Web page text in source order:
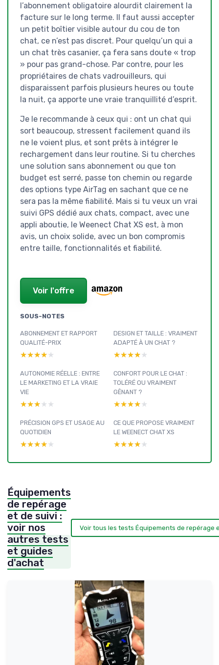
l’abonnement obligatoire alourdit clairement la
facture sur le long terme. Il faut aussi accepter
un petit boîtier visible autour du cou de ton
chat, ce n’est pas discret. Pour quelqu’un qui a
un chat très casanier, ça fera sans doute « trop
» pour pas grand-chose. Par contre, pour les
propriétaires de chats vadrouilleurs, qui
disparaissent parfois plusieurs heures ou toute
la nuit, ça apporte une vraie tranquillité d’esprit.
Je le recommande à ceux qui : ont un chat qui
sort beaucoup, stressent facilement quand ils
ne le voient plus, et sont prêts à intégrer le
rechargement dans leur routine. Si tu cherches
une solution sans abonnement ou que ton
budget est serré, passe ton chemin ou regarde
des options type AirTag en sachant que ce ne
sera pas la même fiabilité. Mais si tu veux un vrai
suivi GPS dédié aux chats, compact, avec une
appli aboutie, le Weenect Chat XS est, à mon
avis, un choix solide, avec un bon compromis
entre taille, fonctionnalités et fiabilité.
Voir l'offre
SOUS-NOTES
ABONNEMENT ET RAPPORT
QUALITÉ-PRIX
★★★★★
★★★★★
DESIGN ET TAILLE : VRAIMENT
ADAPTÉ À UN CHAT ?
★★★★★
★★★★★
AUTONOMIE RÉELLE : ENTRE
LE MARKETING ET LA VRAIE
VIE
★★★★★
★★★★★
CONFORT POUR LE CHAT :
TOLÉRÉ OU VRAIMENT
GÊNANT ?
★★★★★
★★★★★
PRÉCISION GPS ET USAGE AU
QUOTIDIEN
★★★★★
★★★★★
CE QUE PROPOSE VRAIMENT
LE WEENECT CHAT XS
★★★★★
★★★★★
Équipements
de repérage
et de suivi :
voir nos
autres tests
et guides
d'achat
Voir tous les tests Équipements de repérage